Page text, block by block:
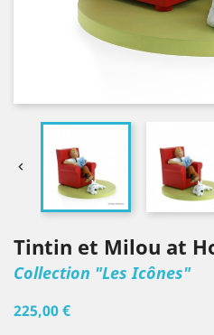

Tintin et Milou at
Collection "Les Icônes"
225,00 €